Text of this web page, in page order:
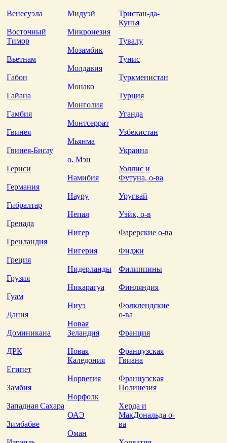
Венесуэла
Восточный
Тимор
Вьетнам
Габон
Гайана
Гамбия
Гвинея
Гвинея-Бисау
Гернси
Германия
Гибралтар
Гренада
Гренландия
Греция
Грузия
Гуам
Дания
Доминикана
ДРК
Египет
Замбия
Западная Сахара
Зимбабве
Мидуэй
Микронезия
Мозамбик
Молдавия
Монако
Монголия
Монтсеррат
Мьянма
о. Мэн
Намибия
Науру
Непал
Нигер
Нигерия
Нидерланды
Никарагуа
Ниуэ
Новая
Зеландия
Новая
Каледония
Норвегия
Норфолк
ОАЭ
Оман
Тристан-да-
Кунья
Тувалу
Тунис
Туркменистан
Турция
Уганда
Узбекистан
Украина
Уоллис и
Футуна, о-ва
Уругвай
Уэйк, о-в
Фарерские о-ва
Фиджи
Филиппины
Финляндия
Фолклендские
о-ва
Франция
Французская
Гвиана
Французская
Полинезия
Херда и
МакДональда о-
ва